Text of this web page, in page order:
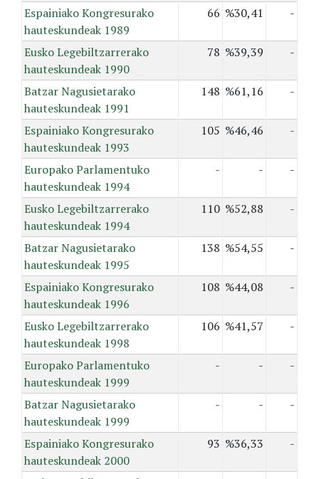
Espainiako Kongresurako
hauteskundeak 1989
66 %30,41 -
Eusko Legebiltzarrerako
hauteskundeak 1990
78 %39,39 -
Batzar Nagusietarako
hauteskundeak 1991
148 %61,16 -
Espainiako Kongresurako
hauteskundeak 1993
105 %46,46 -
Europako Parlamentuko
hauteskundeak 1994
- - -
Eusko Legebiltzarrerako
hauteskundeak 1994
110 %52,88 -
Batzar Nagusietarako
hauteskundeak 1995
138 %54,55 -
Espainiako Kongresurako
hauteskundeak 1996
108 %44,08 -
Eusko Legebiltzarrerako
hauteskundeak 1998
106 %41,57 -
Europako Parlamentuko
hauteskundeak 1999
- - -
Batzar Nagusietarako
hauteskundeak 1999
- - -
Espainiako Kongresurako
hauteskundeak 2000
93 %36,33 -